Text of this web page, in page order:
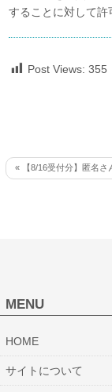
することに対して許
Post Views: 355
« 【8/16受付分】匿名さ
MENU
HOME
サイトについて